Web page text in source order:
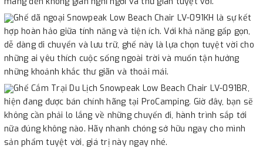
Ghế dã ngoại Snowpeak Low Beach Chair LV-091KH là sự kết
hợp hoàn hảo giữa tính năng và tiện ích. Với khả năng gấp gọn,
dễ dàng di chuyển và lưu trữ, ghế này là lựa chọn tuyệt vời cho
những ai yêu thích cuộc sống ngoài trời và muốn tận hưởng
những khoảnh khắc thư giãn và thoải mái.
Ghế Cắm Trại Du Lịch Snowpeak Low Beach Chair LV-091BR,
hiện đang được bán chính hãng tại ProCamping. Giờ đây, bạn sẽ
không cần phải lo lắng về những chuyến đi, hành trình sắp tới
nữa đúng không nào. Hãy nhanh chóng sở hữu ngay cho mình
sản phẩm tuyệt vời, giá trị này ngay nhé.